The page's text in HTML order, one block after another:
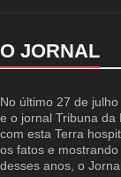
O JORNAL
No último 27 de
e o jornal Tribuna da
com esta Terra
os fatos e
desses anos, o